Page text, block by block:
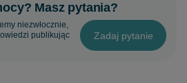
Masz pytania?
niezwłocznie,
publikując
Zadaj pytanie